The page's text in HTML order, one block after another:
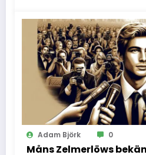
Adam Björk 0
Måns Zelmerlöws